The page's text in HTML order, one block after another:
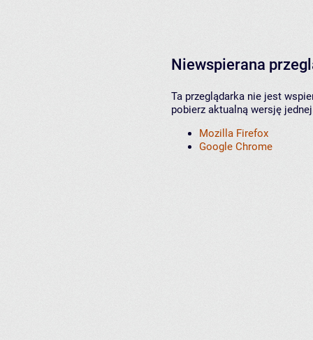
Niewspierana
Ta przeglądarka nie jest
pobierz aktualną wersję
Mozilla Firefox
Google Chrome